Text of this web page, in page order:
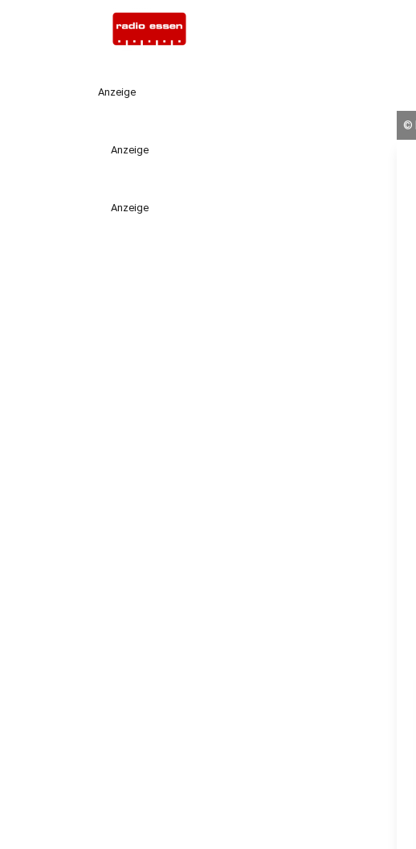
Anzeige
Anzeige
Anzeige
©